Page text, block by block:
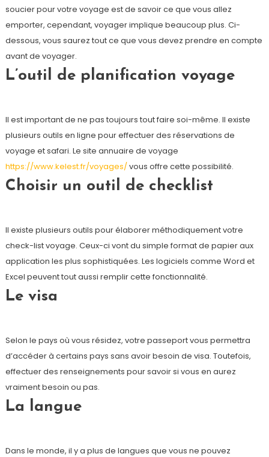
soucier pour votre voyage est de savoir ce que vous allez
emporter, cependant, voyager implique beaucoup plus. Ci-
dessous, vous saurez tout ce que vous devez prendre en compte
avant de voyager.
L’outil de planification voyage
Il est important de ne pas toujours tout faire soi-même. Il existe
plusieurs outils en ligne pour effectuer des réservations de
voyage et safari. Le site annuaire de voyage
https://www.kelest.fr/voyages/vous offre cette possibilité.
Choisir un outil de checklist
Il existe plusieurs outils pour élaborer méthodiquement votre
check-list voyage. Ceux-ci vont du simple format de papier aux
application les plus sophistiquées. Les logiciels comme Word et
Excel peuvent tout aussi remplir cette fonctionnalité.
Le visa
Selon le pays où vous résidez, votre passeport vous permettra
d’accéder à certains pays sans avoir besoin de visa. Toutefois,
effectuer des renseignements pour savoir si vous en aurez
vraiment besoin ou pas.
La langue
Dans le monde, il y a plus de langues que vous ne pouvez